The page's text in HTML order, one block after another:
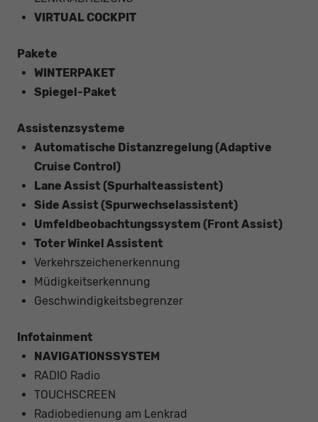
VIRTUAL COCKPIT
Pakete
WINTERPAKET
Spiegel-Paket
Assistenzsysteme
Automatische Distanzregelung (Adaptive
Cruise Control)
Lane Assist (Spurhalteassistent)
Side Assist (Spurwechselassistent)
Umfeldbeobachtungssystem (Front Assist)
Toter Winkel Assistent
Verkehrszeichenerkennung
Müdigkeitserkennung
Geschwindigkeitsbegrenzer
Infotainment
NAVIGATIONSSYSTEM
RADIO Radio
TOUCHSCREEN
Radiobedienung am Lenkrad